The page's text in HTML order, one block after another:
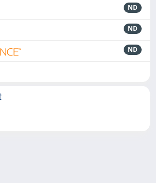
ND
ND
ND